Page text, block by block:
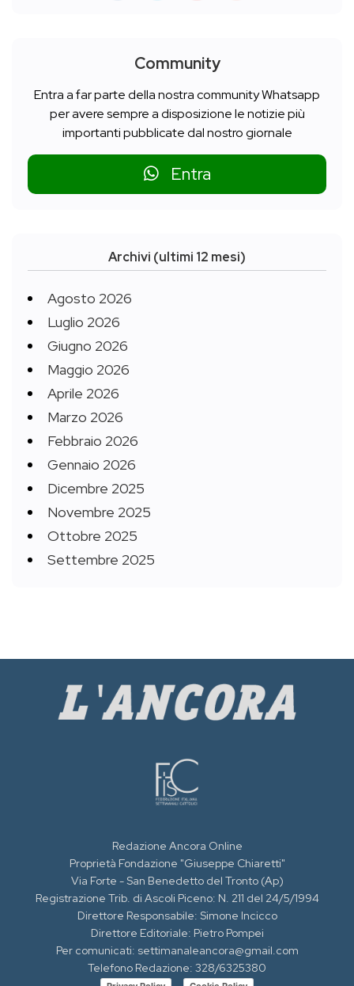
Community
Entra a far parte della nostra community Whatsapp
per avere sempre a disposizione le notizie più
importanti pubblicate dal nostro giornale
Entra
Archivi (ultimi 12 mesi)
Agosto 2026
Luglio 2026
Giugno 2026
Maggio 2026
Aprile 2026
Marzo 2026
Febbraio 2026
Gennaio 2026
Dicembre 2025
Novembre 2025
Ottobre 2025
Settembre 2025
Redazione Ancora Online
Proprietà Fondazione "Giuseppe Chiaretti"
Via Forte - San Benedetto del Tronto (Ap)
Registrazione Trib. di Ascoli Piceno: N. 211 del 24/5/1994
Direttore Responsabile: Simone Incicco
Direttore Editoriale: Pietro Pompei
Per comunicati: settimanaleancora@gmail.com
Telefono Redazione: 328/6325380